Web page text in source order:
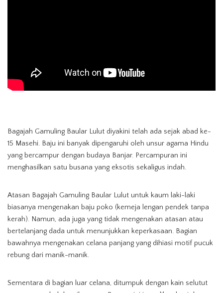
Bagajah Gamuling Baular Lulut diyakini telah ada sejak abad ke-
15 Masehi. Baju ini banyak dipengaruhi oleh unsur agama Hindu
yang bercampur dengan budaya Banjar. Percampuran ini
menghasilkan satu busana yang eksotis sekaligus indah.
Atasan Bagajah Gamuling Baular Lulut untuk kaum laki-laki
biasanya mengenakan baju poko (kemeja lengan pendek tanpa
kerah). Namun, ada juga yang tidak mengenakan atasan atau
bertelanjang dada untuk menunjukkan keperkasaan. Bagian
bawahnya mengenakan celana panjang yang dihiasi motif pucuk
rebung dari manik-manik.
Sementara di bagian luar celana, ditumpuk dengan kain selutut